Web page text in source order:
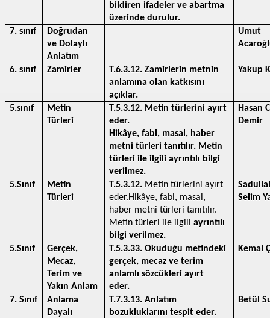
bildiren ifadeler ve abartma
üzerinde durulur.
7. sınıf
Doğrudan
ve Dolaylı
Anlatım
Umut
6. sınıf Zamirler
T.6.3.12. Zamirlerin metnin
anlamına olan katkısını
açıklar.
Yakup
5.sınıf
Metin
Türleri
T.5.3.12. Metin türlerini ayırt
eder.
Hikâye, fabl, masal, haber
metni türleri tanıtılır. Metin
türleri ile ilgili ayrıntılı bilgi
verilmez.
Hasan
Demir
5.Sınıf
Metin
Türleri
T.5.3.12. Metin türlerini ayırt
eder.Hikâye, fabl, masal,
haber metni türleri tanıtılır.
Metin türleri ile ilgili ayrıntılı
bilgi verilmez.
Selim
5.Sınıf
Gerçek,
Mecaz,
Terim ve
Yakın Anlam
T.5.3.33. Okuduğu metindeki
gerçek, mecaz ve terim
anlamlı sözcükleri ayırt
eder.
Kemal
7. Sınıf
Anlama
Dayalı
T.7.3.13. Anlatım
bozukluklarını tespit eder.
Betül